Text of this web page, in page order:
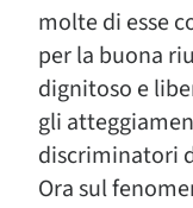
molte di esse
per la buona
dignitoso e
gli
discriminatori
Ora sul